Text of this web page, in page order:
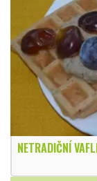
NETRADIČNÍ